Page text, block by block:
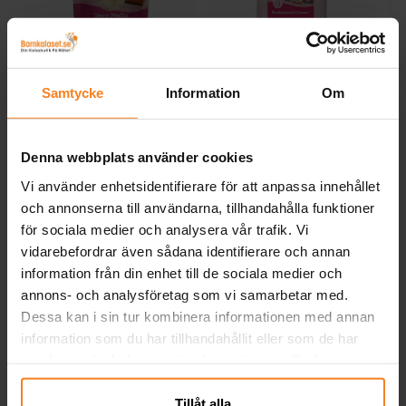
Samtycke Information Om
Denna webbplats använder cookies
Vi använder enhetsidentifierare för att anpassa innehållet
och annonserna till användarna, tillhandahålla funktioner
för sociala medier och analysera vår trafik. Vi
vidarebefordrar även sådana identifierare och annan
information från din enhet till de sociala medier och
annons- och analysföretag som vi samarbetar med.
Dessa kan i sin tur kombinera informationen med annan
information som du har tillhandahållit eller som de har
närsomhelst ändra ditt samtycke.
Super Mario Bros
SvampBob
Traktor och Bondgård
Teddybjörn Babyshower
Fotbollstema
Baby Shark
Fortnite - Battle Royal
Strössel & Sockerkristaller
Baby in Bloom
Twinkle Little Star Blå
Twinkle Little Star Rosa
FunCakes - Deco Melts
Vit 250 gram
Pris:69,00 kr
69,00 kr
KÖP
FunCakes - Enchanted
Cream Frosting 450
Pris:119,00 kr
119,00 kr
Andra köpte även